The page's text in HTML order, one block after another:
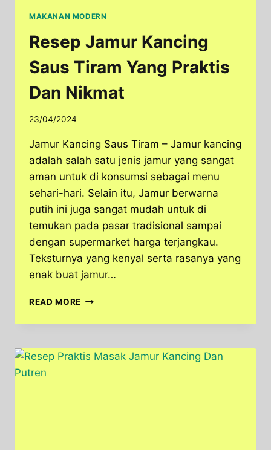
MAKANAN MODERN
Resep Jamur Kancing
Saus Tiram Yang Praktis
Dan Nikmat
23/04/2024
Jamur Kancing Saus Tiram – Jamur kancing
adalah salah satu jenis jamur yang sangat
aman untuk di konsumsi sebagai menu
sehari-hari. Selain itu, Jamur berwarna
putih ini juga sangat mudah untuk di
temukan pada pasar tradisional sampai
dengan supermarket harga terjangkau.
Teksturnya yang kenyal serta rasanya yang
enak buat jamur…
READ MORE RESEP
KANCING
TIRAM
YANG